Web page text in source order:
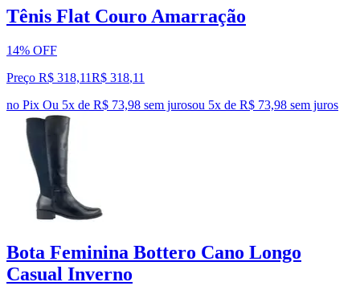
Tênis Flat Couro Amarração
14% OFF
Preço R$ 318,11R$ 318,11
no Pix Ou 5x de R$ 73,98 sem jurosou 5x de R$ 73,98 sem juros
Bota Feminina Bottero Cano Longo
Casual Inverno